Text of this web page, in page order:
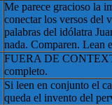
Me parece gracioso la
conectar los versos del
palabras del idólatra
nada. Comparen. Lean
FUERA DE
completo.
Si leen en conjunto el
queda el invento del